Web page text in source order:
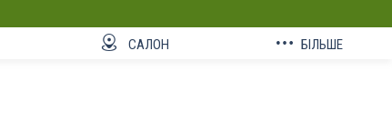
САЛОН БІЛЬШЕ